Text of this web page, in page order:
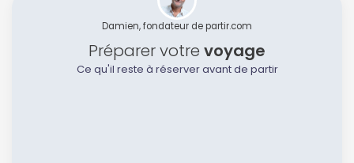
Damien, fondateur de partir.com
Préparer votre voyage
Ce qu'il reste à réserver avant de partir